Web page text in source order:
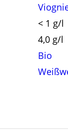
< 1 g/l
4,0 g/l
Bio